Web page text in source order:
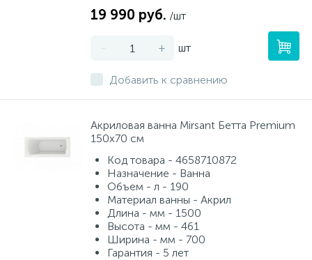
19 990 руб. /шт
- + шт
Добавить к сравнению
Акриловая ванна Mirsant Бетта Premium
150x70 см
Код товара - 4658710872
Назначение - Ванна
Объем - л - 190
Материал ванны - Акрил
Длина - мм - 1500
Высота - мм - 461
Ширина - мм - 700
Гарантия - 5 лет